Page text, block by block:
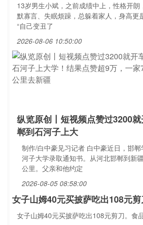
13岁男生小斌，之前成绩中上，性格开朗
默寡言、失眠烦躁，总躲着家人，身高更
“自己变丑了
2026-08-06 10:50:00
纵览原创丨短视频点赞过3200
郸到石河子上大
制作/白中豪见习记者 白中豪近日，邯
河子大学录取通知书。从河北邯郸到新
公里。父亲和他约定
2026-08-05 08:58:00
女子山姆40元买披萨吃出108元剪
女子山姆40元买披萨吃出108元剪刀。食